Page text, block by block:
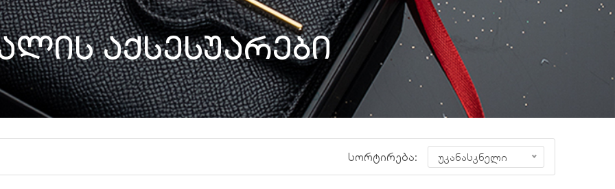
აქსესუარები
სორტირება: უკანასკნელი